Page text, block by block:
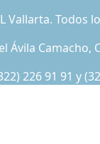
Vallarta. Todos
Ávila Camacho,
226 91 91 y